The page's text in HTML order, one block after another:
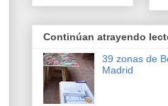
Continúan atrayendo
39 zonas de
Madrid